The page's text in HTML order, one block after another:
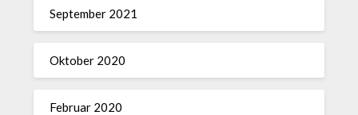
September 2021
Oktober 2020
Februar 2020